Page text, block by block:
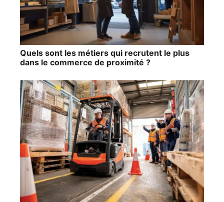
Quels sont les métiers qui recrutent le plus
dans le commerce de proximité ?